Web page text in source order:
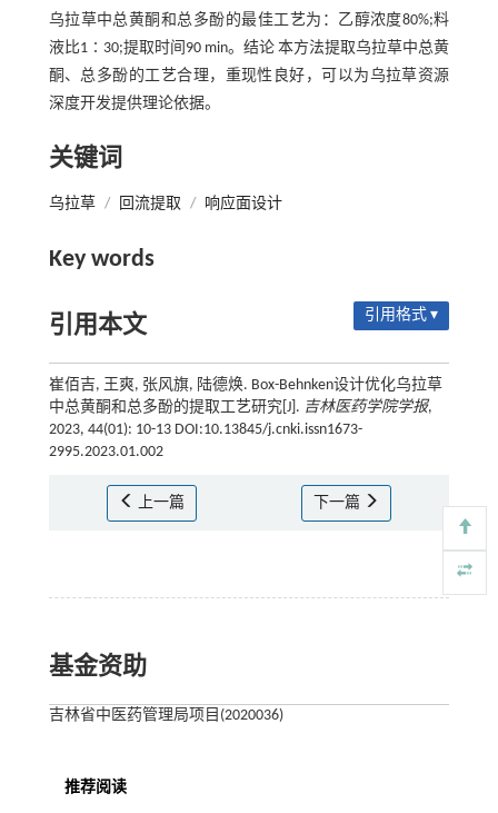
乌拉草中总黄酮和总多酚的最佳工艺为：乙醇浓度80%;料
液比1∶30;提取时间90 min。结论 本方法提取乌拉草中总黄
酮、总多酚的工艺合理，重现性良好，可以为乌拉草资源
深度开发提供理论依据。
关键词
乌拉草 / 回流提取 / 响应面设计
Key words
引用本文 引用格式 ▾
崔佰吉, 王爽, 张风旗, 陆德焕. Box-Behnken设计优化乌拉草
中总黄酮和总多酚的提取工艺研究[J]. 吉林医药学院学报,
2023, 44(01): 10-13 DOI:10.13845/j.cnki.issn1673-
2995.2023.01.002
上一篇 下一篇
基金资助
吉林省中医药管理局项目(2020036)